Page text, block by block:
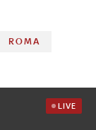
ROMA
LIVE